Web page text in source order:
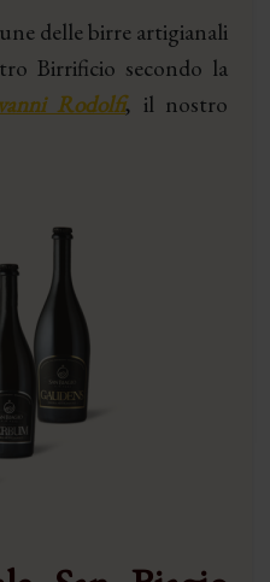
delle birre artigianali
Birrificio secondo la
Rodolfi, il nostro